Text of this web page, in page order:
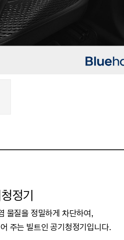
정기
물질을 정밀하게 차단하여,
주는 빌트인 공기청정기입니다.